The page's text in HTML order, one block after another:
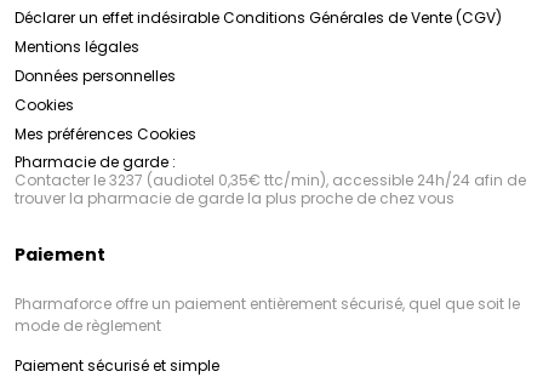
Déclarer un effet indésirableConditions Générales de Vente (CGV)
Mentions légales
Données personnelles
Cookies
Mes préférences Cookies
Pharmacie de garde :
Contacter le 3237 (audiotel 0,35€ ttc/min), accessible 24h/24 afin de
trouver la pharmacie de garde la plus proche de chez vous
Paiement
Pharmaforce offre un paiement entièrement sécurisé, quel que soit le
mode de règlement
Paiement sécurisé et simple